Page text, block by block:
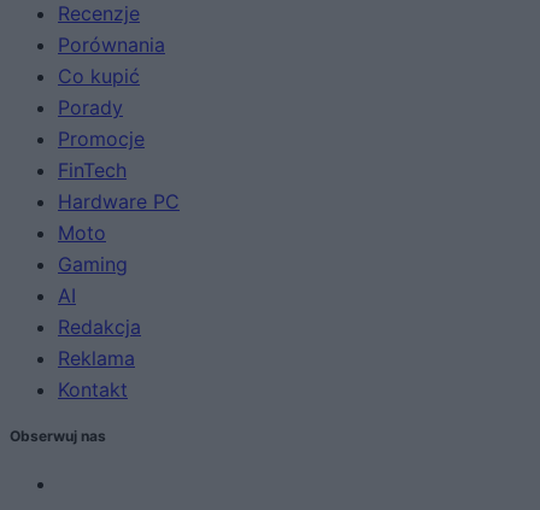
Recenzje
Porównania
Co kupić
Porady
Promocje
FinTech
Hardware PC
Moto
Gaming
AI
Redakcja
Reklama
Kontakt
Obserwuj nas